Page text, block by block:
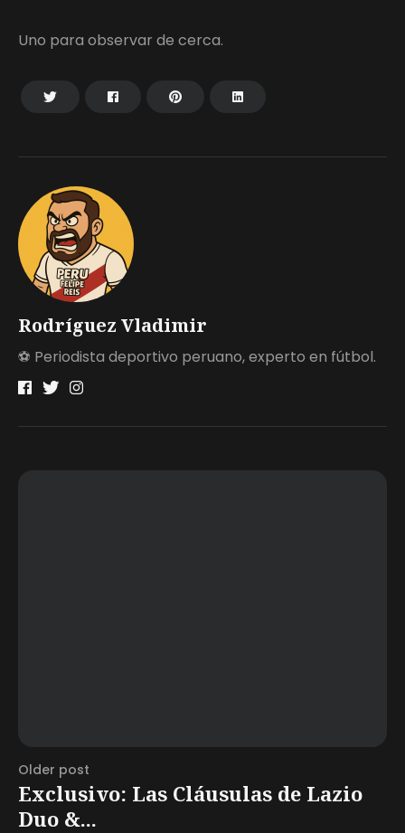
Rodríguez Vladimir
⚽ Periodista deportivo peruano, experto en fútbol.
Uno para observar de cerca.
Older post
Exclusivo: Las Cláusulas de Lazio
Duo &...